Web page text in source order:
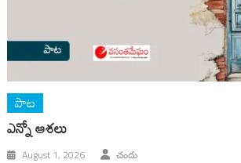
పాట
ఎన్నో ఆశలు
August 1, 2026 చందు